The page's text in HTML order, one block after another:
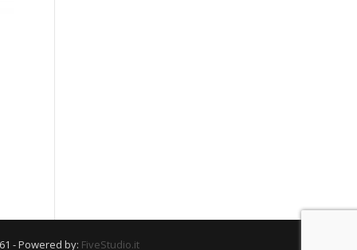
- Powered by: FiveStudio.it